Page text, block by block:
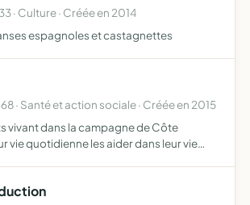
· Culture · Créée en 2014
espagnoles et castagnettes
· Santé et action sociale · Créée en 2015
vivant dans la campagne de Côte
vie quotidienne les aider dans leur vie